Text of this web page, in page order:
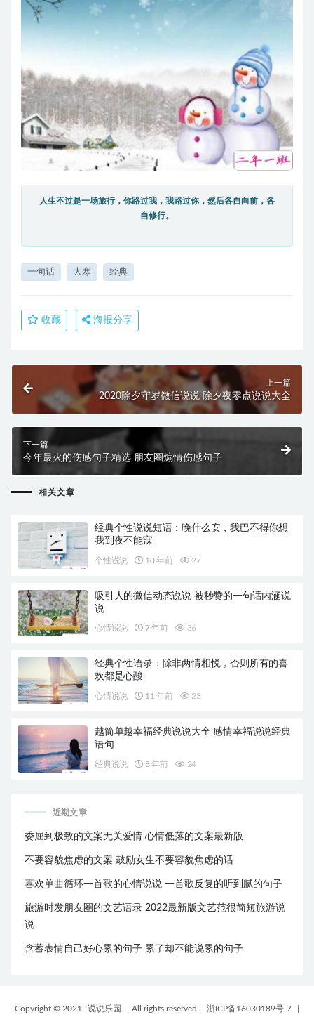
人生不过是一场旅行，你路过我，我路过你，然后各自向前，各
自修行。
一句话 大寒 经典
收藏 海报分享
上一篇
2020除夕守岁微信说说 除夕夜零点说说大全
下一篇
今年最火的伤感句子精选 朋友圈煽情伤感句子
相关文章
经典个性说说短语：晚什么安，我巴不得你想
我到夜不能寐
个性说说 10 年前 27
吸引人的微信动态说说 被秒赞的一句话内涵说
说
心情说说 7 年前 36
经典个性语录：除非两情相悦，否则所有的喜
欢都是心酸
心情说说 11 年前 23
越简单越幸福经典说说大全 感情幸福说说经典
语句
经典说说 8 年前 24
近期文章
委屈到极致的文案无关爱情 心情低落的文案最新版
不要容貌焦虑的文案 鼓励女生不要容貌焦虑的话
喜欢单曲循环一首歌的心情说说 一首歌反复的听到腻的句子
旅游时发朋友圈的文艺语录 2022最新版文艺范很简短旅游说
说
含蓄表情自己好心累的句子 累了却不能说累的句子
Copyright © 2021 说说乐园 - All rights reserved 浙ICP备16030189号-7